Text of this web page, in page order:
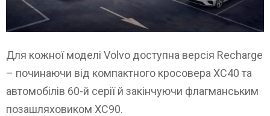
Для кожної моделі Volvo доступна версія Recharge
– починаючи від компактного кросовера XC40 та
автомобілів 60-й серії й закінчуючи флагманським
позашляховиком XC90.